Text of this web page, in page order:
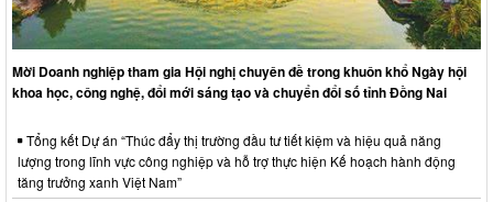
Mời Doanh nghiệp tham gia Hội nghị chuyên đề trong khuôn khổ Ngày hội
khoa học, công nghệ, đổi mới sáng tạo và chuyển đổi số tỉnh Đồng Nai
Tổng kết Dự án “Thúc đẩy thị trường đầu tư tiết kiệm và hiệu quả năng
lượng trong lĩnh vực công nghiệp và hỗ trợ thực hiện Kế hoạch hành động
tăng trưởng xanh Việt Nam”